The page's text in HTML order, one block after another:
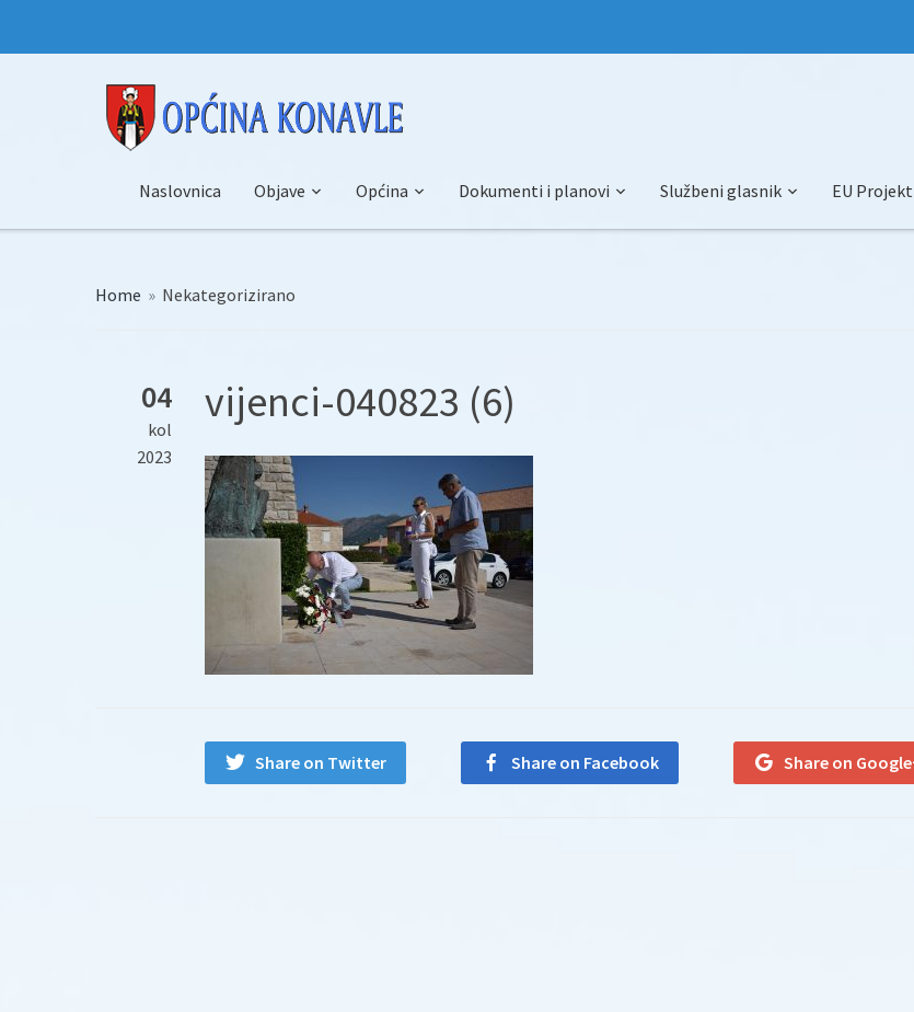
Naslovnica Objave Općina Dokumenti i planovi Službeni glasnik EU
Home » Nekategorizirano
04
kol
2023
vijenci-040823 (6)
Share on Twitter Share on Facebook Share on